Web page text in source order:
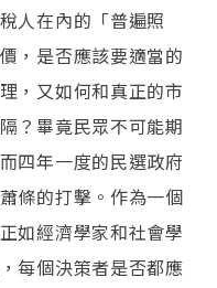
人在內的「普遍照
，是否應該要適當的
，又如何和真正的市
？畢竟民眾不可能期
四年一度的民選政府
條的打擊。作為一個
如經濟學家和社會學
每個決策者是否都應